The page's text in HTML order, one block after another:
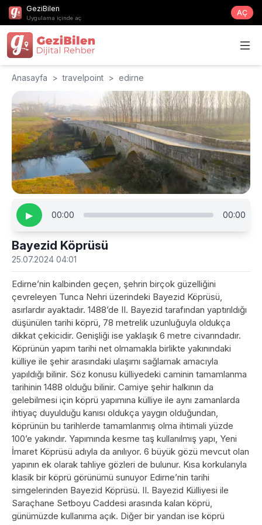
GeziBilen
Uygulama içinde aç
AÇ
Anasayfa > travelpoint > edirne
▶ 00:00 00:00
Bayezid Köprüsü
25.07.2024 04:01
Edirne’nin kalbinden geçen, şehrin birçok güzelliğini
çevreleyen Tunca Nehri üzerindeki Bayezid Köprüsü,
asırlardır ayaktadır. 1488’de II. Bayezid tarafından yaptırıldığı
düşünülen tarihi köprü, 78 metrelik uzunluğuyla oldukça
dikkat çekicidir. Genişliği ise yaklaşık 6 metre civarındadır.
Köprünün yapım tarihi net olmamakla birlikte yakınındaki
külliye ile şehir arasındaki ulaşımı sağlamak amacıyla
yapıldığı bilinir. Söz konusu külliyedeki caminin tamamlanma
tarihinin 1488 olduğu bilinir. Camiye şehir halkının da
gelebilmesi için köprü yapımına külliye ile aynı zamanlarda
ihtiyaç duyulduğu kanısı oldukça yaygın olduğundan,
köprünün bu tarihlerde tamamlanmış olma ihtimali yüzde
100’e yakındır. Yapımında kesme taş kullanılmış yapı, Yeni
İmaret Köprüsü adıyla da anılıyor. 6 büyük gözü mevcut olan
yapının ek olarak tahliye gözleri de bulunur. Kısa korkularıyla
klasik bir köprü görünümü sunuyor Edirne’nin tarihi
simgelerinden Bayezid Köprüsü. II. Bayezid Külliyesi ile
Saraçhane Setboyu Caddesi arasında kalan köprü,
günümüzde kullanıma açık. Diğer bir yandan ise köprü